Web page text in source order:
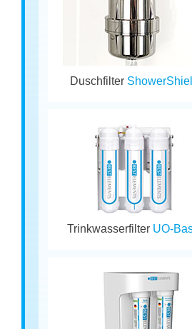
Duschfilter
Trinkwasserfilter UO-